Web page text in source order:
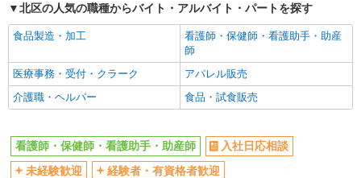
昇給あり
完全週休2日制
フルタイム歓迎
禁煙・分煙
駅直結・駅チカ
車通勤OK
バイク通勤OK
自転車通勤OK
残業少なめ（月20h未満）
交通費支給
社会保険あり
産休・育休取得実績あり
退職金・財形貯蓄制度あり
各種手当（家族・役職・インセン
ティブなど）あり
北区の人気の職種からバイト・アルバイト・パートを探す
食品製造・加工
看護師・保健師・看護助手・助産
師
医療事務・受付・クラーク
アパレル販売
介護職・ヘルパー
食品・試食販売
看護師・保健師・看護助手・助産師
入社日応相談
未経験歓迎
経験者・有資格者歓迎